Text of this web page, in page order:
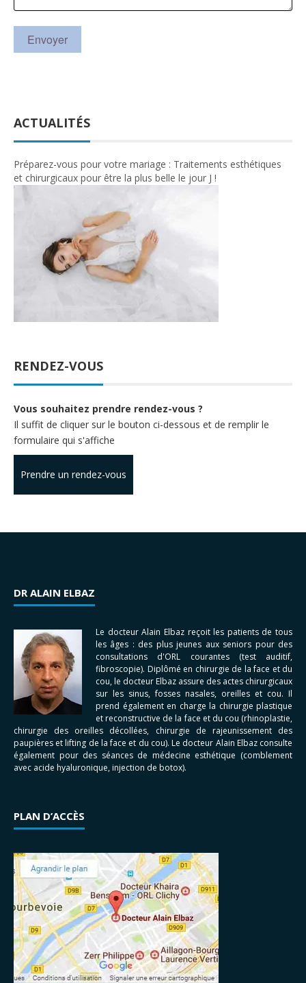
ACTUALITÉS
Préparez-vous pour votre mariage : Traitements esthétiques
et chirurgicaux pour être la plus belle le jour J !
RENDEZ-VOUS
Vous souhaitez prendre rendez-vous ?
Il suffit de cliquer sur le bouton ci-dessous et de remplir le
formulaire qui s'affiche
Prendre un rendez-vous
DR ALAIN ELBAZ
Le docteur Alain Elbaz reçoit les patients de tous
les âges : des plus jeunes aux seniors pour des
consultations d'ORL courantes (test auditif,
fibroscopie). Diplômé en chirurgie de la face et du
cou, le docteur Elbaz assure des actes chirurgicaux
sur les sinus, fosses nasales, oreilles et cou. Il
prend également en charge la chirurgie plastique
et reconstructive de la face et du cou (rhinoplastie,
chirurgie des oreilles décollées, chirurgie de rajeunissement des
paupières et lifting de la face et du cou). Le docteur Alain Elbaz consulte
également pour des séances de médecine esthétique (comblement
avec acide hyaluronique, injection de botox).
PLAN D’ACCÈS